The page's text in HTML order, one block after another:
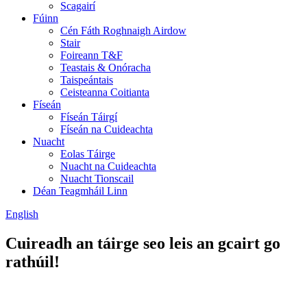
Scagairí
Fúinn
Cén Fáth Roghnaigh Airdow
Stair
Foireann T&F
Teastais & Onóracha
Taispeántais
Ceisteanna Coitianta
Físeán
Físeán Táirgí
Físeán na Cuideachta
Nuacht
Eolas Táirge
Nuacht na Cuideachta
Nuacht Tionscail
Déan Teagmháil Linn
English
Cuireadh an táirge seo leis an gcairt go
rathúil!